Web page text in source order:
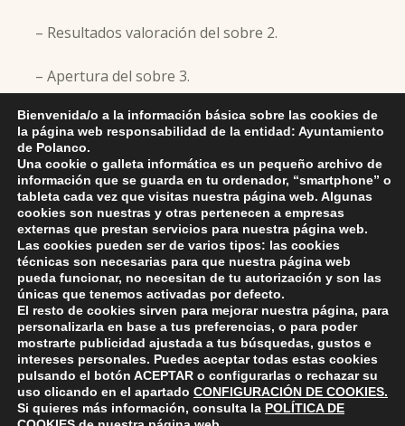
– Resultados valoración del sobre 2.
– Apertura del sobre 3.
Skip back to main navigation
DEJA UNA RESPUESTA
Lo siento, debes estarconectadopara publicar un
comentario.
ayuntamiento de polanco
AYUNTAMIENTO DE POLANCO
Bienvenida/o a la información básica sobre las cookies de
la página web responsabilidad de la entidad: Ayuntamiento
de Polanco.
Una cookie o galleta informática es un pequeño archivo de
información que se guarda en tu ordenador, “smartphone” o
tableta cada vez que visitas nuestra página web. Algunas
cookies son nuestras y otras pertenecen a empresas
externas que prestan servicios para nuestra página web.
Las cookies pueden ser de varios tipos: las cookies
técnicas son necesarias para que nuestra página web
pueda funcionar, no necesitan de tu autorización y son las
únicas que tenemos activadas por defecto.
El resto de cookies sirven para mejorar nuestra página, para
personalizarla en base a tus preferencias, o para poder
mostrarte publicidad ajustada a tus búsquedas, gustos e
intereses personales. Puedes aceptar todas estas cookies
pulsando el botón ACEPTAR o configurarlas o rechazar su
uso clicando en el apartado CONFIGURACIÓN DE COOKIES.
Si quieres más información, consulta la POLÍTICA DE